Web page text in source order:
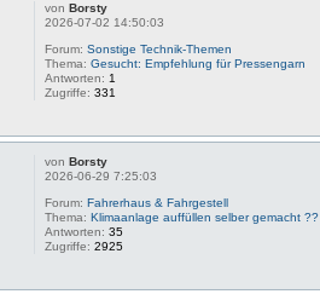
vonBorsty
2026-07-02 14:50:03
Forum:Sonstige Technik-Themen
Thema:Gesucht: Empfehlung für Pressengarn
Antworten: 1
Zugriffe:331
vonBorsty
2026-06-29 7:25:03
Forum:Fahrerhaus & Fahrgestell
Thema:Klimaanlage auffüllen selber gemacht ??
Antworten:35
Zugriffe:2925